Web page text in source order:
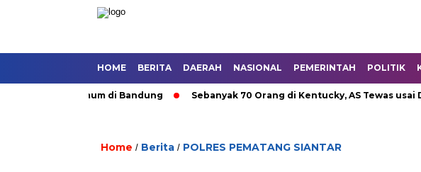
HOME BERITA DAERAH NASIONAL PEMERINTAH POLITIK
Angkutan Umum di Bandung Sebanyak 70 Orang di Kentucky, AS Tewas usai
Home / Berita / POLRES PEMATANG SIANTAR